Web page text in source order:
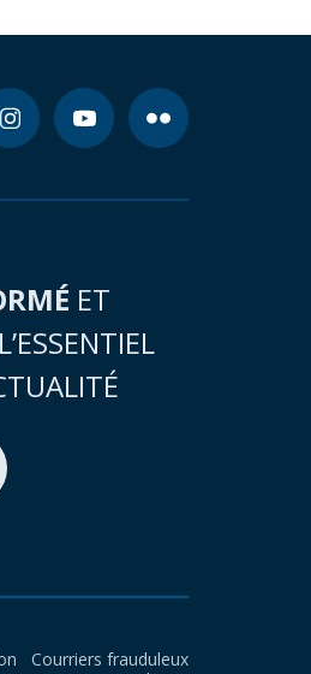
ET
Courriers frauduleux